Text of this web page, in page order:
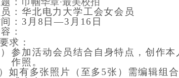
：华北电力大学工会女会员
：3月 8 日—3月 16 日
：
要求 ：
参加活动会员结合自身特点，创作本
作照。
如有多张照片 （至多5张） 需编辑组